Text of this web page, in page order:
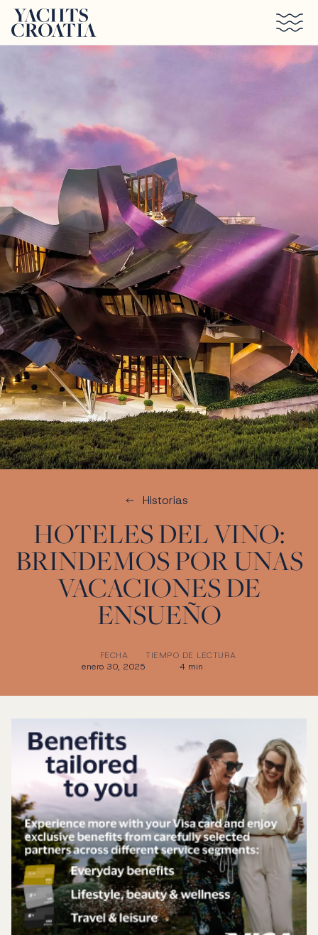
Saltar al contenido principal
Historias
HOTELES DEL VINO:
BRINDEMOS POR UNAS
VACACIONES DE
ENSUEÑO
FECHA
enero 30, 2025
TIEMPO DE LECTURA
4 min